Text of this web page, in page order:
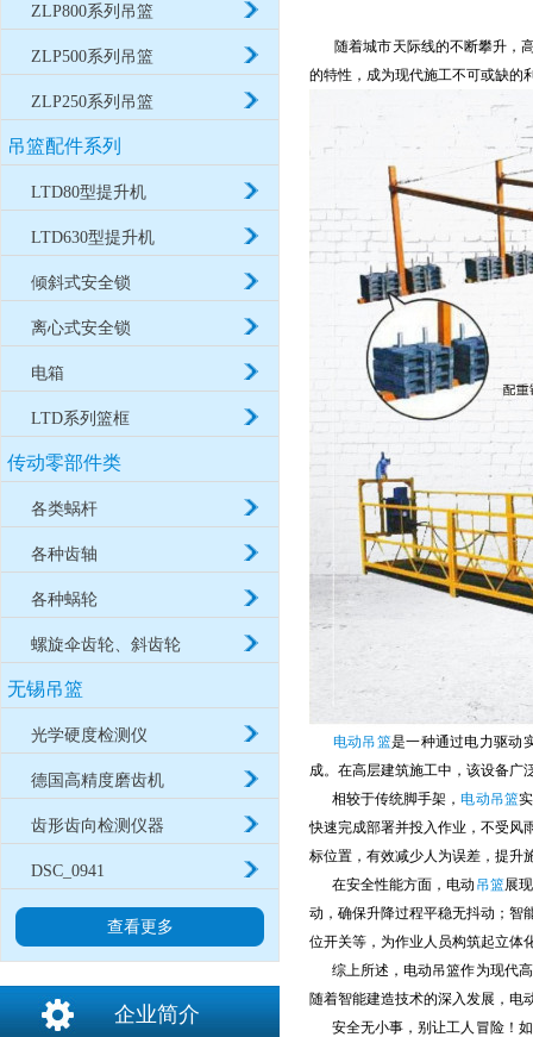
ZLP800系列吊篮
ZLP500系列吊篮
ZLP250系列吊篮
吊篮配件系列
LTD80型提升机
LTD630型提升机
倾斜式安全锁
离心式安全锁
电箱
LTD系列篮框
传动零部件类
各类蜗杆
各种齿轴
各种蜗轮
螺旋伞齿轮、斜齿轮
无锡吊篮
光学硬度检测仪
德国高精度磨齿机
齿形齿向检测仪器
DSC_0941
查看更多
企业简介
随着城市天际线的不断攀升，高
的特性，成为现代施工不可或缺的
电动吊篮是一种通过电力驱动
成。在高层建筑施工中，该设备广
相较于传统脚手架，电动吊篮
快速完成部署并投入作业，不受风
标位置，有效减少人为误差，提升
在安全性能方面，电动 吊篮展
动，确保升降过程平稳无抖动；智
位开关等，为作业人员构筑起立体
综上所述，电动吊篮作为现代高
随着智能建造技术的深入发展，电
安全无小事，别让工人冒险！如